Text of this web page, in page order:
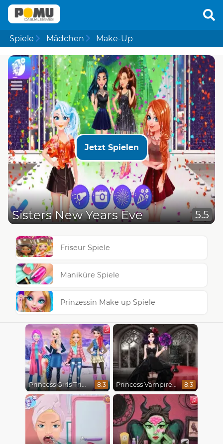
Spiele Mädchen Make-Up
Jetzt Spielen
Sisters New Years Eve 5.5
Friseur Spiele
Maniküre Spiele
Prinzessin Make up Spiele
Princess Girls Trip To Aspen 8.3 Princess Vampire Wedding Makeover 8.3